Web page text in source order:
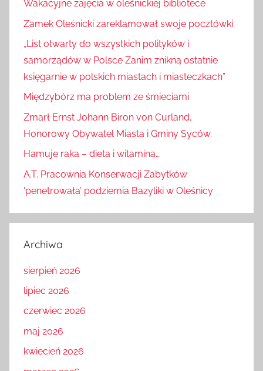
Wakacyjne zajęcia w oleśnickiej bibliotece
Zamek Oleśnicki zareklamował swoje pocztówki
„List otwarty do wszystkich polityków i
samorządów w Polsce Zanim znikną ostatnie
księgarnie w polskich miastach i miasteczkach”
Międzybórz ma problem ze śmieciami
Zmarł Ernst Johann Biron von Curland,
Honorowy Obywatel Miasta i Gminy Syców.
Hamuje raka – dieta i witamina…
A.T. Pracownia Konserwacji Zabytków
'penetrowała’ podziemia Bazyliki w Oleśnicy
Archiwa
sierpień 2026
lipiec 2026
czerwiec 2026
maj 2026
kwiecień 2026